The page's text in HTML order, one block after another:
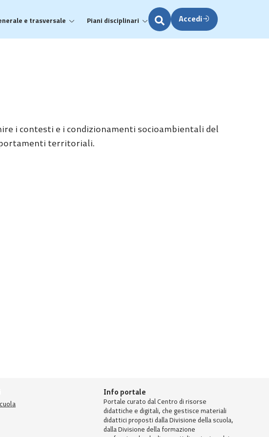
e trasversale Piani disciplinari Accedi
i contesti e i condizionamenti socioambientali del
territoriali.
Info portale
Portale curato dal Centro di risorse
didattiche e digitali, che gestisce materiali
didattici proposti dalla Divisione della scuola,
dalla Divisione della formazione